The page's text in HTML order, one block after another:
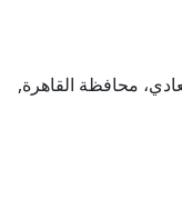
القاهرة‬,